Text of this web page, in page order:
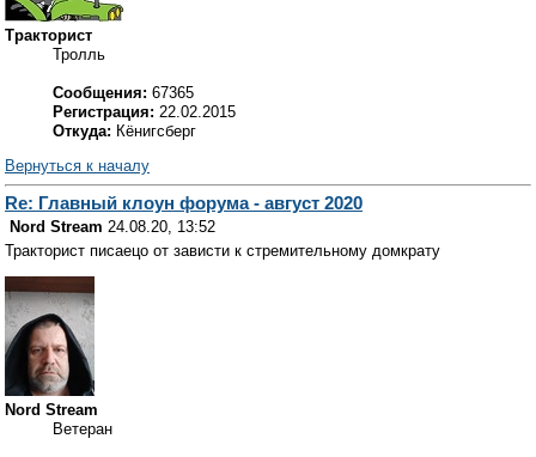
Тракторист
Тролль
Сообщения: 67365
Регистрация: 22.02.2015
Откуда: Кёнигсберг
Вернуться к началу
Re: Главный клоун форума - август 2020
Nord Stream 24.08.20, 13:52
Тракторист писаецо от зависти к стремительному домкрату
Nord Stream
Ветеран